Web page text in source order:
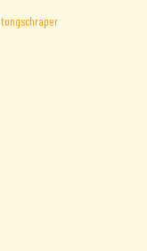
tongschraper